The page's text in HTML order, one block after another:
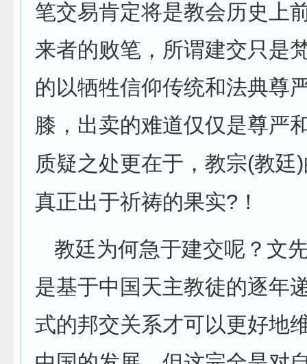
笔交易肯定将是教会历史上
来者的败笔，所谓建交只是
的以牺牲信仰传统和法典尊
膝，出卖的难道仅仅是尊严
质疑之处更在于，教宗(教廷)
真正出于祈祷的果实? ！
教廷为何急于建交呢？文
是基于中国天主教徒的逐年
式的邦交关系才可以更好地